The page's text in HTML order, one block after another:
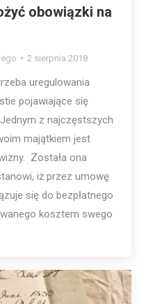
obowiązki na
2 sierpnia 2018
uregulowania
pojawiające się
z najczęstszych
majątkiem jest
Została ona
iż przez umowę
się do bezpłatnego
kosztem swego